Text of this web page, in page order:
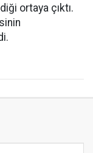
ortaya çıktı.